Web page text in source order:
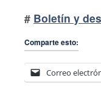
# Boletín y
Comparte esto:
Correo